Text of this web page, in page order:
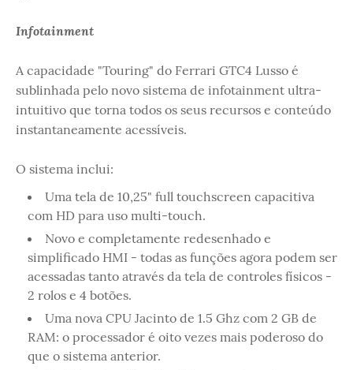
Infotainment
A capacidade "Touring" do Ferrari GTC4 Lusso é
sublinhada pelo novo sistema de infotainment ultra-
intuitivo que torna todos os seus recursos e conteúdo
instantaneamente acessíveis.
O sistema inclui:
Uma tela de 10,25" full touchscreen capacitiva
com HD para uso multi-touch.
Novo e completamente redesenhado e
simplificado HMI - todas as funções agora podem ser
acessadas tanto através da tela de controles físicos -
2 rolos e 4 botões.
Uma nova CPU Jacinto de 1.5 Ghz com 2 GB de
RAM: o processador é oito vezes mais poderoso do
que o sistema anterior.